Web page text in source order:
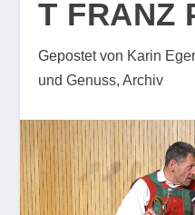
T FRANZ
Gepostet von Karin
und Genuss,Archiv